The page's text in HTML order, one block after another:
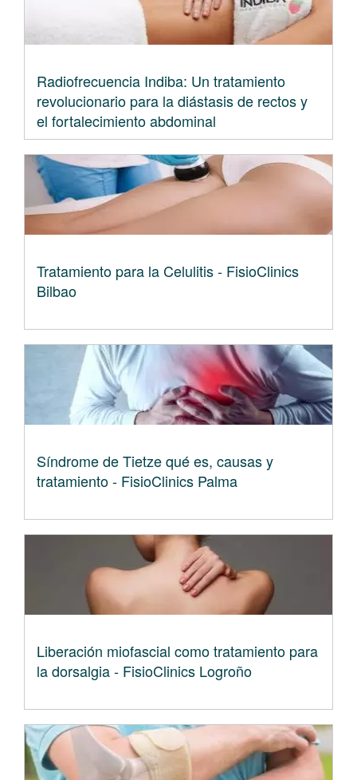
Radiofrecuencia Indiba: Un tratamiento
revolucionario para la diástasis de rectos y
el fortalecimiento abdominal
Tratamiento para la Celulitis - FisioClinics
Bilbao
Síndrome de Tietze qué es, causas y
tratamiento - FisioClinics Palma
Liberación miofascial como tratamiento para
la dorsalgia - FisioClinics Logroño